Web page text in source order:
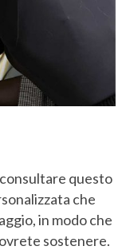
questo
che
in modo che
sostenere.